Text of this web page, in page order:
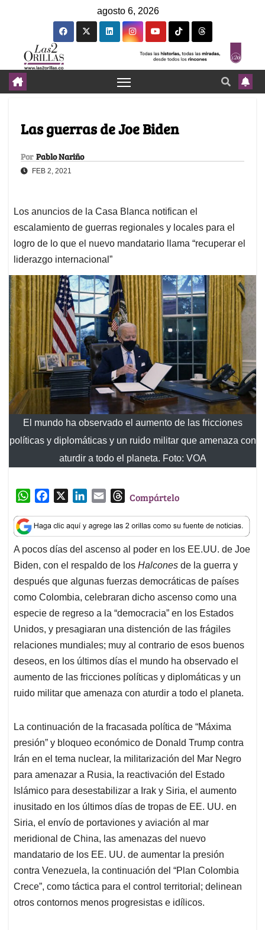
agosto 6, 2026
Las guerras de Joe Biden
Por Pablo Nariño
FEB 2, 2021
Los anuncios de la Casa Blanca notifican el
escalamiento de guerras regionales y locales para el
logro de lo que el nuevo mandatario llama “recuperar el
liderazgo internacional”
El mundo ha observado el aumento de las fricciones
políticas y diplomáticas y un ruido militar que amenaza con
aturdir a todo el planeta. Foto: VOA
W
a
t
s
A
p
p
c
e
b
o
o
k
n
k
e
d
I
n
a
i
l
T
r
e
a
d
s
Compártelo
A pocos días del ascenso al poder en los EE.UU. de Joe
Biden, con el respaldo de los Halcones de la guerra y
después que algunas fuerzas democráticas de países
como Colombia, celebraran dicho ascenso como una
especie de regreso a la “democracia” en los Estados
Unidos, y presagiaran una distención de las frágiles
relaciones mundiales; muy al contrario de esos buenos
deseos, en los últimos días el mundo ha observado el
aumento de las fricciones políticas y diplomáticas y un
ruido militar que amenaza con aturdir a todo el planeta.
La continuación de la fracasada política de “Máxima
presión” y bloqueo económico de Donald Trump contra
Irán en el tema nuclear, la militarización del Mar Negro
para amenazar a Rusia, la reactivación del Estado
Islámico para desestabilizar a Irak y Siria, el aumento
inusitado en los últimos días de tropas de EE. UU. en
Siria, el envío de portaviones y aviación al mar
meridional de China, las amenazas del nuevo
mandatario de los EE. UU. de aumentar la presión
contra Venezuela, la continuación del “Plan Colombia
Crece”, como táctica para el control territorial; delinean
otros contornos menos progresistas e idílicos.